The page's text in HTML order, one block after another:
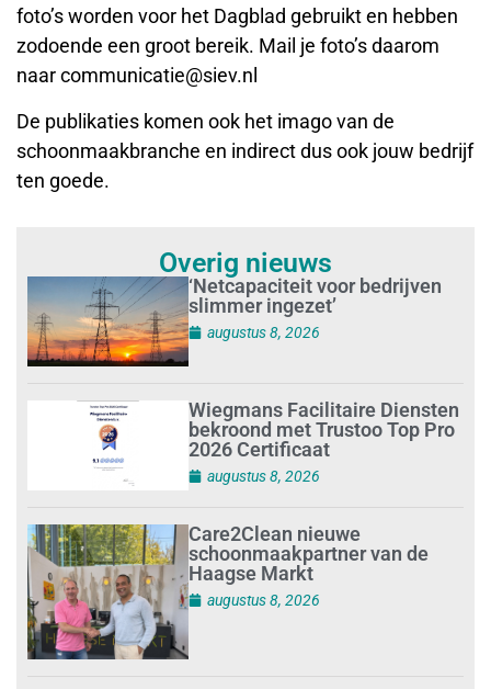
foto’s worden voor het Dagblad gebruikt en hebben
zodoende een groot bereik. Mail je foto’s daarom
naar communicatie@siev.nl
De publikaties komen ook het imago van de
schoonmaakbranche en indirect dus ook jouw bedrijf
ten goede.
Overig nieuws
‘Netcapaciteit voor bedrijven
slimmer ingezet’
augustus 8, 2026
Wiegmans Facilitaire Diensten
bekroond met Trustoo Top Pro
2026 Certificaat
augustus 8, 2026
Care2Clean nieuwe
schoonmaakpartner van de
Haagse Markt
augustus 8, 2026